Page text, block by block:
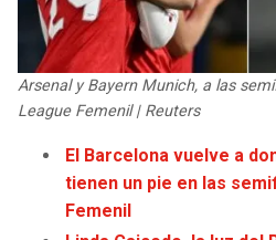
JAGUARS
TITANS
GIANTS
WIZARDS
WARRIORS
LAKERS
Arsenal y Bayern Munich, a las
League Femenil | Reuters
El Barcelona vuelve a
tienen un pie en las
Femenil